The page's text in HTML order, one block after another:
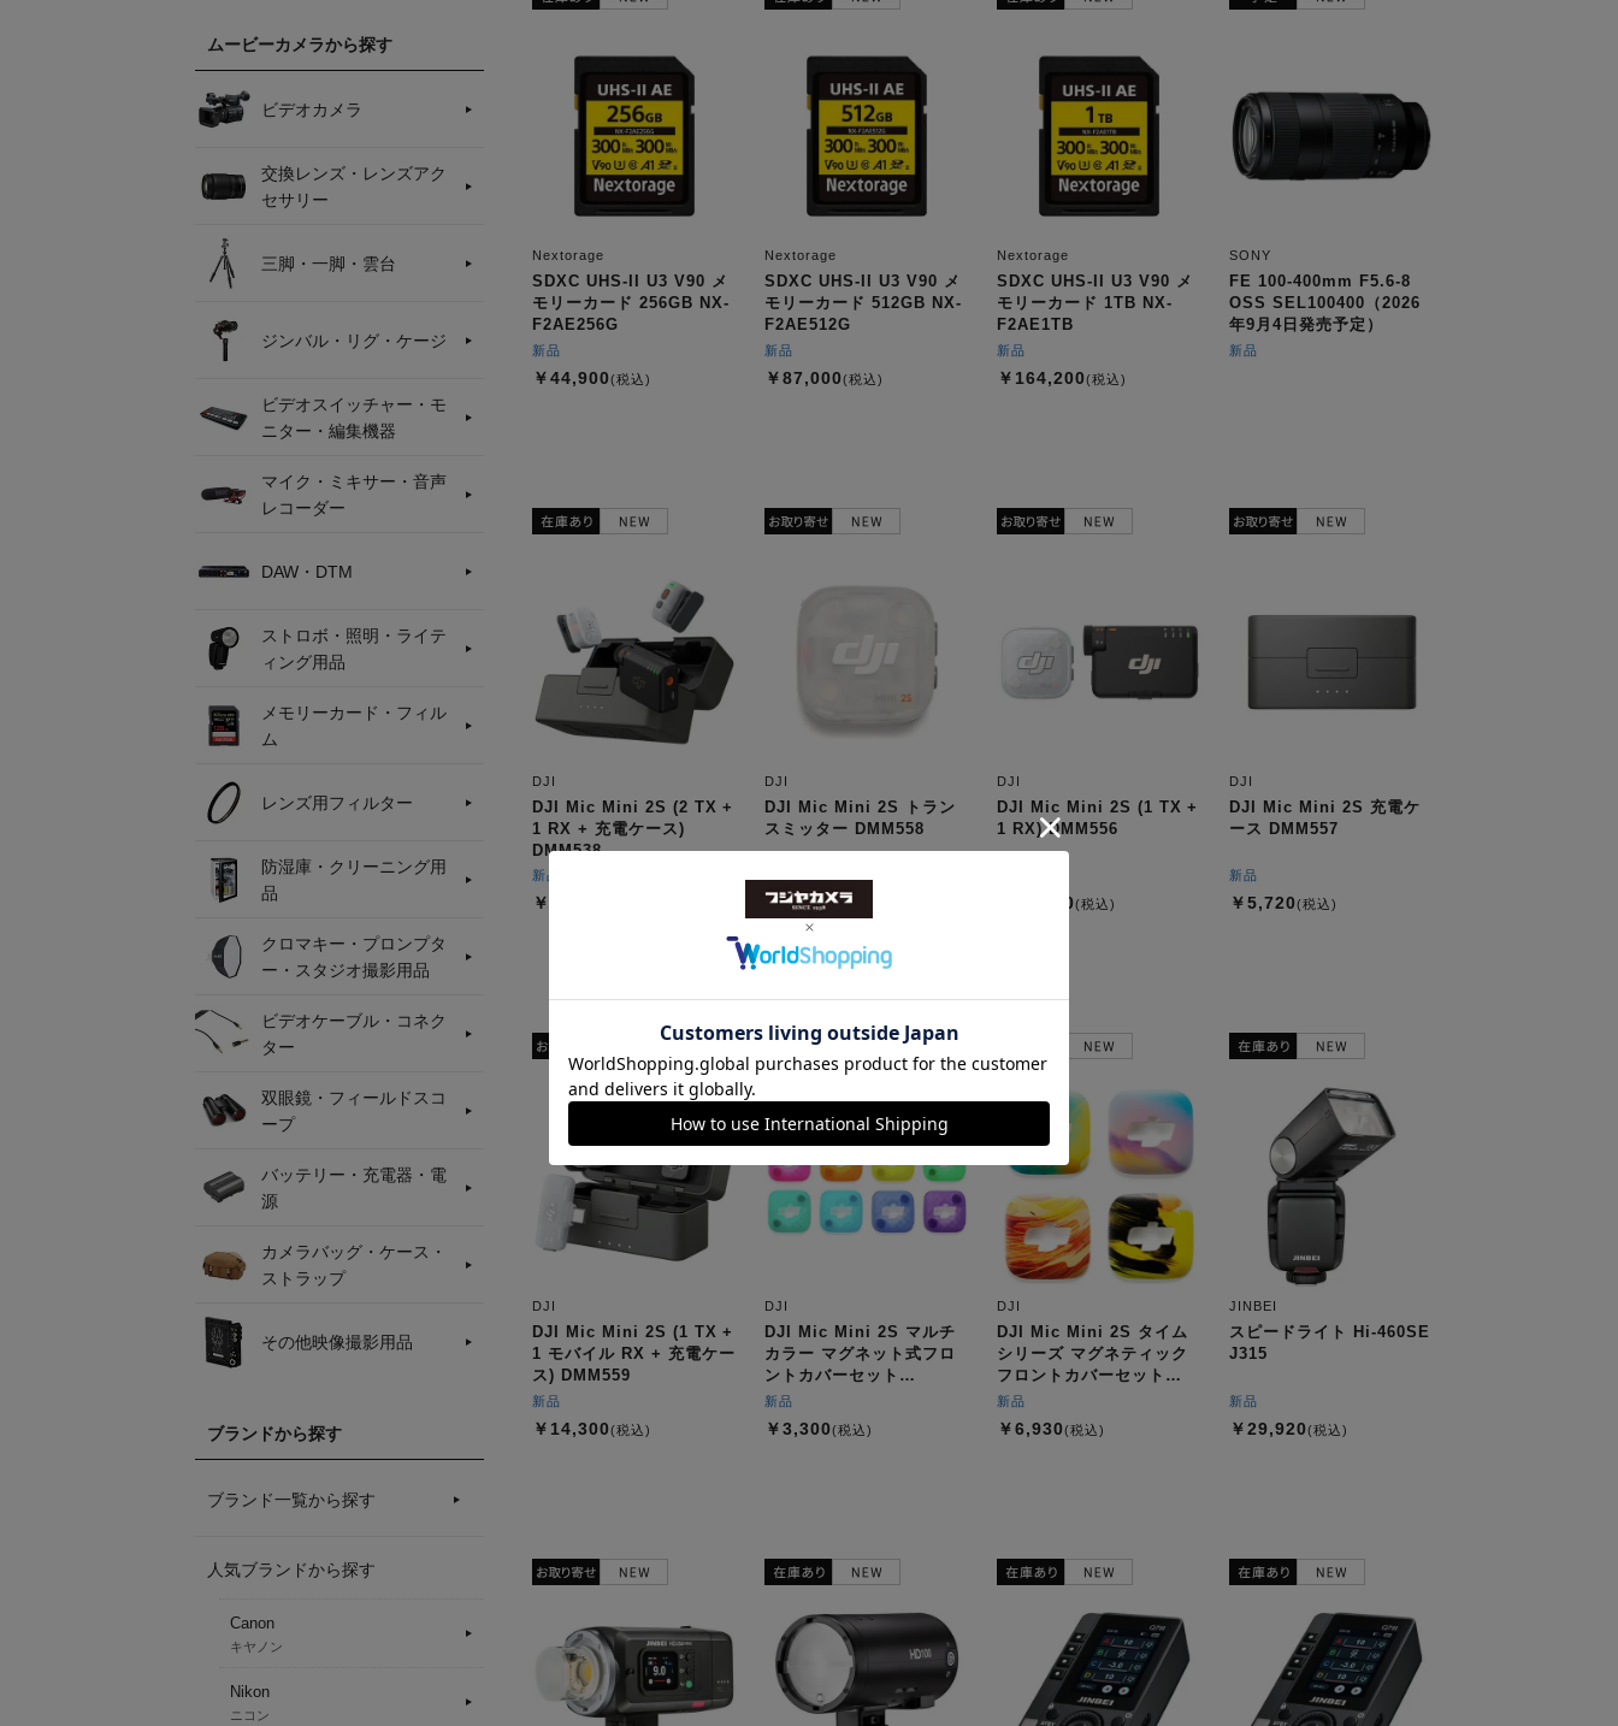
ムービーカメラから探す
ビデオカメラ
交換レンズ・レンズアク
セサリー
三脚・一脚・雲台
ジンバル・リグ・ケージ
ビデオスイッチャー・モ
ニター・編集機器
マイク・ミキサー・音声
レコーダー
DAW・DTM
ストロボ・照明・ライテ
ィング用品
メモリーカード・フィル
ム
レンズ用フィルター
防湿庫・クリーニング用
品
クロマキー・プロンプタ
ー・スタジオ撮影用品
ビデオケーブル・コネク
ター
双眼鏡・フィールドスコ
ープ
バッテリー・充電器・電
源
カメラバッグ・ケース・
ストラップ
その他映像撮影用品
ブランドから探す
ブランド一覧から探す
人気ブランドから探す
Canon
キヤノン
Nikon
ニコン
新品
Nextorage
SDXC UHS-II U3 V90 メ
モリーカード 256GB NX-
F2AE256G
￥44,900(税込)
新品
Nextorage
SDXC UHS-II U3 V90 メ
モリーカード 512GB NX-
F2AE512G
￥87,000(税込)
新品
Nextorage
SDXC UHS-II U3 V90 メ
モリーカード 1TB NX-
F2AE1TB
￥164,200(税込)
新品
SONY
FE 100-400mm F5.6-8
OSS SEL100400（2026
年9月4日発売予定）
新品
DJI
DJI Mic Mini 2S (2 TX +
1 RX + 充電ケース)
DMM538
￥27,720
DJI
DJI Mic Mini 2S トラン
スミッター DMM558
￥10,120(税込)
DJI
DJI Mic Mini 2S (1 TX +
1 RX) DMM556
￥14,300(税込)
新品
DJI
DJI Mic Mini 2S 充電ケ
ース DMM557
￥5,720(税込)
新品
DJI
DJI Mic Mini 2S (1 TX +
1 モバイル RX + 充電ケー
ス) DMM559
￥14,300(税込)
新品
DJI
DJI Mic Mini 2S マルチ
カラー マグネット式フロ
ントカバーセット
DMM560
￥3,300(税込)
新品
DJI
DJI Mic Mini 2S タイム
シリーズ マグネティック
フロントカバーセット
DMM562
￥6,930(税込)
新品
JINBEI
スピードライト Hi-460SE
J315
￥29,920(税込)